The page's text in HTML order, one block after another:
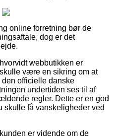
online forretning bør de
dog er det
webbutikken er
være en sikring om at
officielle danske
undertiden ses til af
regler. Dette er en god
skulle få vanskeligheder ved
er vidende om de